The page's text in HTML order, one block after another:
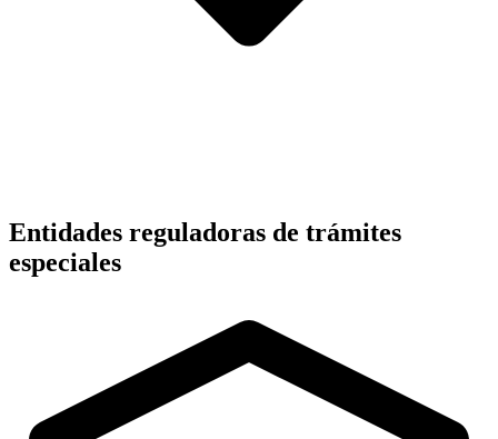
Entidades reguladoras de trámites
especiales